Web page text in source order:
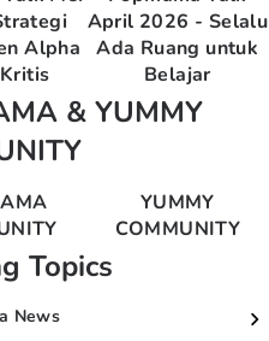
Alpha
April 2026 - Selalu
Ada Ruang untuk
Belajar
& YUMMY
YUMMY
COMMUNITY
Topics
News